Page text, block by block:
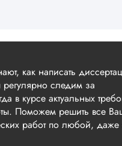
как написать
следим за
в курсе актуальных
Поможем решить все
работ по любой,